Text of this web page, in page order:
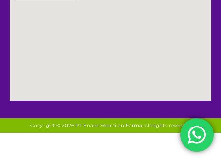
Copyright © 2026 PT Enam Sembilan Farma, All rights reserved.